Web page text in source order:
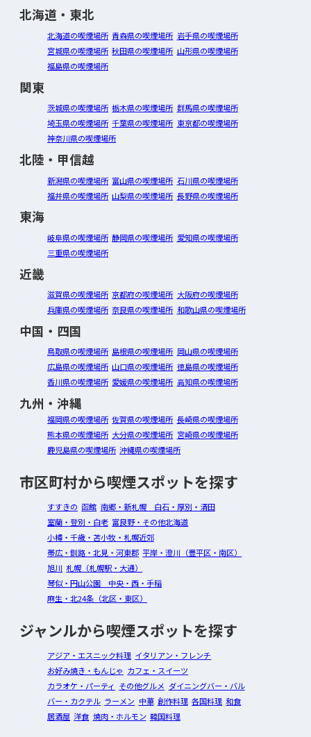
北海道・東北
北海道の喫煙場所 青森県の喫煙場所 岩手県の喫煙場所
宮城県の喫煙場所 秋田県の喫煙場所 山形県の喫煙場所
福島県の喫煙場所
関東
茨城県の喫煙場所 栃木県の喫煙場所 群馬県の喫煙場所
埼玉県の喫煙場所 千葉県の喫煙場所 東京都の喫煙場所
神奈川県の喫煙場所
北陸・甲信越
新潟県の喫煙場所 富山県の喫煙場所 石川県の喫煙場所
福井県の喫煙場所 山梨県の喫煙場所 長野県の喫煙場所
東海
岐阜県の喫煙場所 静岡県の喫煙場所 愛知県の喫煙場所
三重県の喫煙場所
近畿
滋賀県の喫煙場所 京都府の喫煙場所 大阪府の喫煙場所
兵庫県の喫煙場所 奈良県の喫煙場所 和歌山県の喫煙場所
中国・四国
鳥取県の喫煙場所 島根県の喫煙場所 岡山県の喫煙場所
広島県の喫煙場所 山口県の喫煙場所 徳島県の喫煙場所
香川県の喫煙場所 愛媛県の喫煙場所 高知県の喫煙場所
九州・沖縄
福岡県の喫煙場所 佐賀県の喫煙場所 長崎県の喫煙場所
熊本県の喫煙場所 大分県の喫煙場所 宮崎県の喫煙場所
鹿児島県の喫煙場所 沖縄県の喫煙場所
市区町村から喫煙スポットを探す
すすきの 函館 南郷・新札幌 白石・厚別・清田
室蘭・登別・白老 富良野・その他北海道
小樽・千歳・苫小牧・札幌近郊
帯広・釧路・北見・河東郡 平岸・澄川（豊平区・南区）
旭川 札幌（札幌駅・大通）
琴似・円山公園 中央・西・手稲
麻生・北24条（北区・東区）
ジャンルから喫煙スポットを探す
アジア・エスニック料理 イタリアン・フレンチ
お好み焼き・もんじゃ カフェ・スイーツ
カラオケ・パーティ その他グルメ ダイニングバー・バル
バー・カクテル ラーメン 中華 創作料理 各国料理 和食
居酒屋 洋食 焼肉・ホルモン 韓国料理